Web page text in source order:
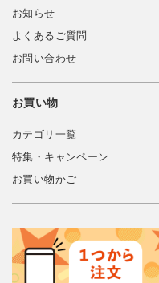
お知らせ
よくあるご質問
お問い合わせ
お買い物
カテゴリ一覧
特集・キャンペーン
お買い物かご